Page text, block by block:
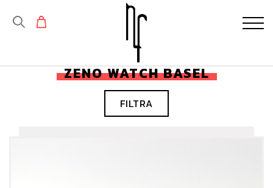
ZENO WATCH BASEL
FILTRA